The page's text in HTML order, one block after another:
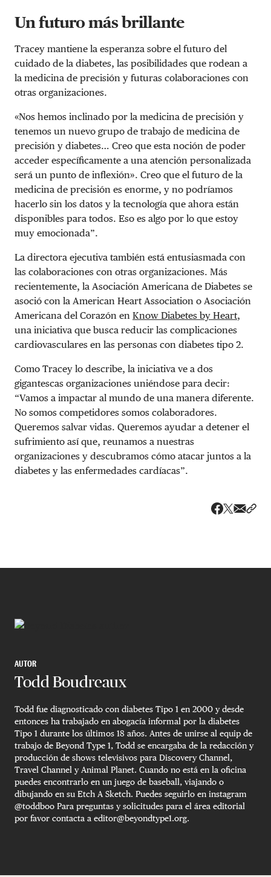
Un futuro más brillante
Tracey mantiene la esperanza sobre el futuro del
cuidado de la diabetes, las posibilidades que rodean a
la medicina de precisión y futuras colaboraciones con
otras organizaciones.
«Nos hemos inclinado por la medicina de precisión y
tenemos un nuevo grupo de trabajo de medicina de
precisión y diabetes… Creo que esta noción de poder
acceder específicamente a una atención personalizada
será un punto de inflexión». Creo que el futuro de la
medicina de precisión es enorme, y no podríamos
hacerlo sin los datos y la tecnología que ahora están
disponibles para todos. Eso es algo por lo que estoy
muy emocionada”.
La directora ejecutiva también está entusiasmada con
las colaboraciones con otras organizaciones. Más
recientemente, la Asociación Americana de Diabetes se
asoció con la American Heart Association o Asociación
Americana del Corazón en Know Diabetes by Heart,
una iniciativa que busca reducir las complicaciones
cardiovasculares en las personas con diabetes tipo 2.
Como Tracey lo describe, la iniciativa ve a dos
gigantescas organizaciones uniéndose para decir:
“Vamos a impactar al mundo de una manera diferente.
No somos competidores somos colaboradores.
Queremos salvar vidas. Queremos ayudar a detener el
sufrimiento así que, reunamos a nuestras
organizaciones y descubramos cómo atacar juntos a la
diabetes y las enfermedades cardíacas”.
AUTOR
Todd Boudreaux
Todd fue diagnosticado con diabetes Tipo 1 en 2000 y desde
entonces ha trabajado en abogacía informal por la diabetes
Tipo 1 durante los últimos 18 años. Antes de unirse al equip de
trabajo de Beyond Type 1, Todd se encargaba de la redacción y
producción de shows televisivos para Discovery Channel,
Travel Channel y Animal Planet. Cuando no está en la oficina
puedes encontrarlo en un juego de baseball, viajando o
dibujando en su Etch A Sketch. Puedes seguirlo en instagram
@toddboo Para preguntas y solicitudes para el área editorial
por favor contacta a editor@beyondtype1.org.